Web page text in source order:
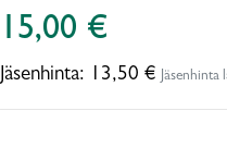
15,00 €
Jäsenhinta: 13,50 €